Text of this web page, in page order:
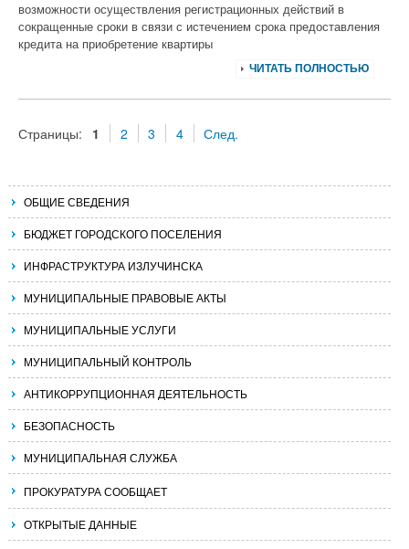
возможности осуществления регистрационных действий в
сокращенные сроки в связи с истечением срока предоставления
кредита на приобретение квартиры
ЧИТАТЬ ПОЛНОСТЬЮ
Страницы: 1 2 3 4 След.
ОБЩИЕ СВЕДЕНИЯ
БЮДЖЕТ ГОРОДСКОГО ПОСЕЛЕНИЯ
ИНФРАСТРУКТУРА ИЗЛУЧИНСКА
МУНИЦИПАЛЬНЫЕ ПРАВОВЫЕ АКТЫ
МУНИЦИПАЛЬНЫЕ УСЛУГИ
МУНИЦИПАЛЬНЫЙ КОНТРОЛЬ
АНТИКОРРУПЦИОННАЯ ДЕЯТЕЛЬНОСТЬ
БЕЗОПАСНОСТЬ
МУНИЦИПАЛЬНАЯ СЛУЖБА
ПРОКУРАТУРА СООБЩАЕТ
ОТКРЫТЫЕ ДАННЫЕ